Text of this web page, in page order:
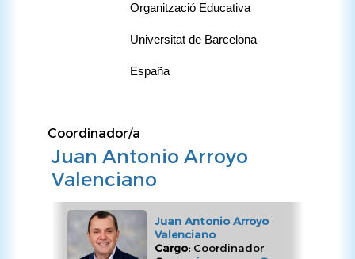
Organització Educativa
Universitat de Barcelona
España
Coordinador/a
Juan Antonio Arroyo
Valenciano
Juan Antonio Arroyo
Valenciano
Cargo: Coordinador